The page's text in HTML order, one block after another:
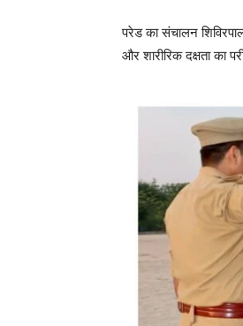
परेड का संचालन
और शारीरिक दक्षता का